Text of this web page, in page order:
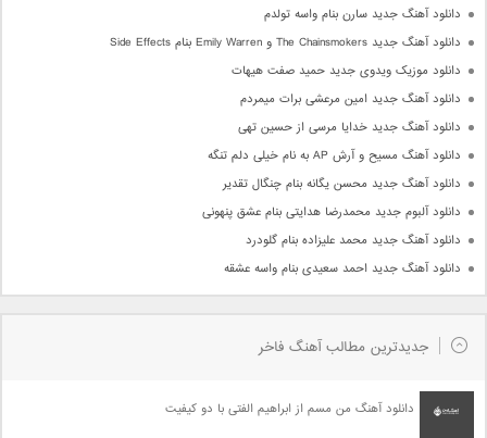
دانلود آهنگ جدید سارن بنام واسه تولدم
دانلود آهنگ جدید The Chainsmokers و Emily Warren بنام Side Effects
دانلود موزیک ویدوی جدید حمید صفت هیهات
دانلود آهنگ جدید امین مرعشی برات میمردم
دانلود آهنگ جدید خدایا مرسی از حسین تهی
دانلود آهنگ مسیح و آرش AP به نام خیلی دلم تنگه
دانلود آهنگ جدید محسن یگانه بنام چنگال تقدیر
دانلود آلبوم جدید محمدرضا هدایتی بنام عشق پنهونی
دانلود آهنگ جدید محمد علیزاده بنام گلودرد
دانلود آهنگ جدید احمد سعیدی بنام واسه عشقه
جدیدترین مطالب آهنگ فاخر
دانلود آهنگ من مسم از ابراهیم الفتی با دو کیفیت